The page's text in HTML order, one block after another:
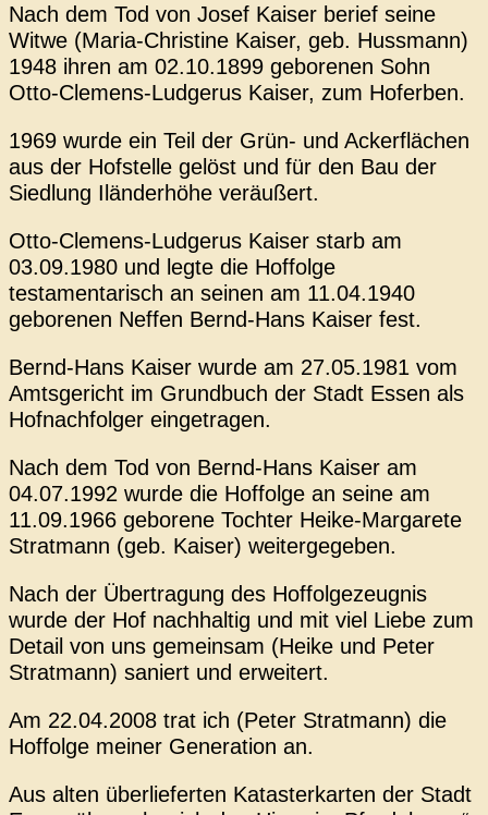
Nach dem Tod von Josef Kaiser berief seine
Witwe (Maria-Christine Kaiser, geb. Hussmann)
1948 ihren am 02.10.1899 geborenen Sohn
Otto-Clemens-Ludgerus Kaiser, zum Hoferben.
1969 wurde ein Teil der Grün- und Ackerflächen
aus der Hofstelle gelöst und für den Bau der
Siedlung Iländerhöhe veräußert.
Otto-Clemens-Ludgerus Kaiser starb am
03.09.1980 und legte die Hoffolge
testamentarisch an seinen am 11.04.1940
geborenen Neffen Bernd-Hans Kaiser fest.
Bernd-Hans Kaiser wurde am 27.05.1981 vom
Amtsgericht im Grundbuch der Stadt Essen als
Hofnachfolger eingetragen.
Nach dem Tod von Bernd-Hans Kaiser am
04.07.1992 wurde die Hoffolge an seine am
11.09.1966 geborene Tochter Heike-Margarete
Stratmann (geb. Kaiser) weitergegeben.
Nach der Übertragung des Hoffolgezeugnis
wurde der Hof nachhaltig und mit viel Liebe zum
Detail von uns gemeinsam (Heike und Peter
Stratmann) saniert und erweitert.
Am 22.04.2008 trat ich (Peter Stratmann) die
Hoffolge meiner Generation an.
Aus alten überlieferten Katasterkarten der Stadt